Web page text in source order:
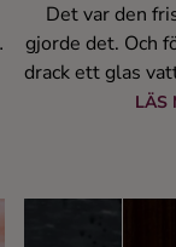
Det var den
gjorde det. Och
drack ett glas
att ju mer tidLÄS